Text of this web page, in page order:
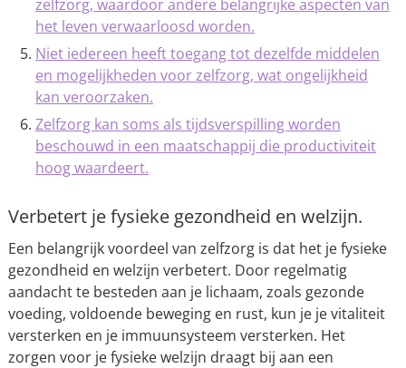
zelfzorg, waardoor andere belangrijke aspecten van
het leven verwaarloosd worden.
Niet iedereen heeft toegang tot dezelfde middelen
en mogelijkheden voor zelfzorg, wat ongelijkheid
kan veroorzaken.
Zelfzorg kan soms als tijdsverspilling worden
beschouwd in een maatschappij die productiviteit
hoog waardeert.
Verbetert je fysieke gezondheid en welzijn.
Een belangrijk voordeel van zelfzorg is dat het je fysieke
gezondheid en welzijn verbetert. Door regelmatig
aandacht te besteden aan je lichaam, zoals gezonde
voeding, voldoende beweging en rust, kun je je vitaliteit
versterken en je immuunsysteem versterken. Het
zorgen voor je fysieke welzijn draagt bij aan een